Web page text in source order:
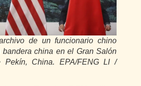
de un funcionario chino
bandera china en el Gran Salón
Pekín, China. EPA/FENG LI /